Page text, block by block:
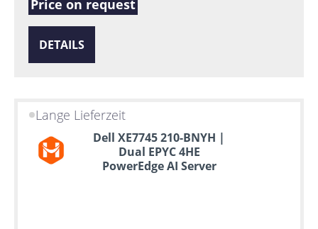
Price on request
DETAILS
Lange Lieferzeit
Dell XE7745 210-BNYH |
Dual EPYC 4HE
PowerEdge AI Server